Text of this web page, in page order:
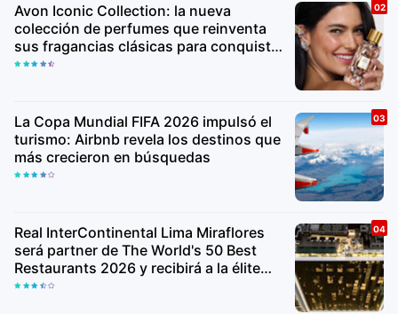
Avon Iconic Collection: la nueva
colección de perfumes que reinventa
sus fragancias clásicas para conquistar
nuevas generaciones
La Copa Mundial FIFA 2026 impulsó el
turismo: Airbnb revela los destinos que
más crecieron en búsquedas
Real InterContinental Lima Miraflores
será partner de The World's 50 Best
Restaurants 2026 y recibirá a la élite
gastronómica mundial